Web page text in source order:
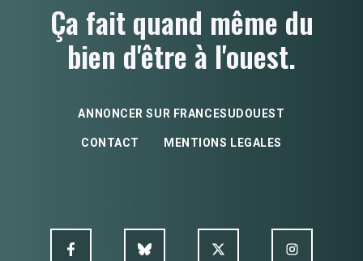
Ça fait quand même du
bien d'être à l'ouest.
ANNONCER SUR FRANCESUDOUEST
CONTACT MENTIONS LEGALES